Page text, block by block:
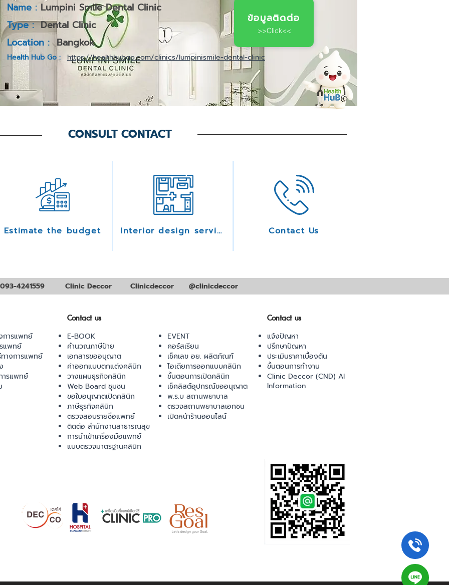
Name : Lumpini Smile Dental Clinic
Type : Dental Clinic
Location : Bangkok
ข้อมูลติดต่อ
>>Click<<
Health Hub Go : https://healthhubgo.com/clinics/lumpinismile-dental-clinic
CONSULT CONTACT
Estimate the budget Interior design services Contact Us
093-4241559 Clinic Deccor Clinicdeccor @clinicdeccor
ารแพทย์
แพทย์
ทางการแพทย์
ารแพทย์
Contact us
E-BOOK
คำนวณภาษีป้าย
เอกสารขออนุญาต
ค่าออกแบบตกแต่งคลินิก
วางแผนธุรกิจคลินิก
Web Board ชุมชน
ขอใบอนุญาตเปิดคลินิก
ภาษีธุรกิจคลินิก
ตรวจสอบรายชื่อแพทย์
ติดต่อ สำนักงานสาธารณสุข
การนำเข้าเครื่องมือแพทย์
แบบตรวจมาตรฐานคลินิก
Contact us
EVENT
คอร์สเรียน
เช็คเลข อย. ผลิตภัณฑ์
ไอเดียการออกแบบคลินิก
ขั้นตอนการเปิดคลินิก
เช็คลิสต์อุปกรณ์ขออนุญาต
พ.ร.บ สถานพยาบาล
ตรวจสถานพยาบาลเอกชน
เปิดหน้าร้านออนไลน์
แจ้งปัญหา
ปรึกษาปัญหา
ประเมินราคาเบื้องต้น
ขั้นตอนการทำงาน
Clinic Deccor (CND) AI
Information